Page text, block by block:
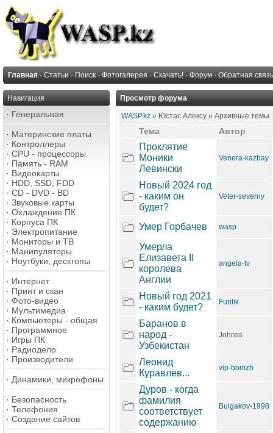
Главная · Статьи · Поиск · Фотогалерея · Скачать! · Форум · Обратная связь
Навигация
· Генеральная
· Материнские платы
· Контроллеры
· CPU - процессоры
· Память - RAM
· Видеокарты
· HDD, SSD, FDD
· CD - DVD - BD
· Звуковые карты
· Охлаждение ПК
· Корпуса ПК
· Электропитание
· Мониторы и ТВ
· Манипуляторы
· Ноутбуки, десктопы
· Интернет
· Принт и скан
· Фото-видео
· Мультимедиа
· Компьютеры - общая
· Программное
· Игры ПК
· Радиодело
· Производители
· Динамики, микрофоны
· Безопасность
· Телефония
· Создание сайтов
Просмотр форума
WASP.kz » Юстас Алексу » Архивные темы
Тема Автор
Проклятие
Моники
Левински
Venera-kazbay
Новый 2024 год
- каким он
будет?
Veter-severny
Умер Горбачев wasp
Умерла
Елизавета II
королева
Англии
angela-tv
Новый год 2021
- каким будет?
Funtik
Баранов в
народ -
Узбекистан
Johnss
Леонид
Куравлев...
vip-bomzh
Дуров - когда
фамилия
соответствует
содержанию
Bulgakov-1998